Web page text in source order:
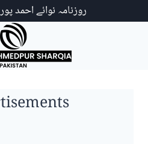
روزنامہ نوائے احمد